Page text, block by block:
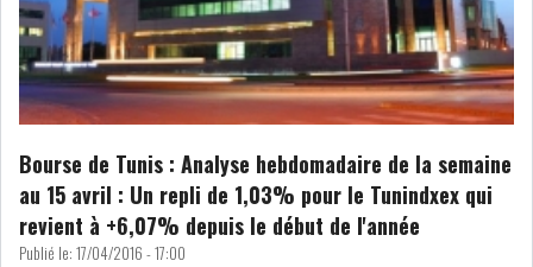
Bourse de Tunis : Analyse hebdomadaire de la semaine
au 15 avril : Un repli de 1,03% pour le Tunindxex qui
revient à +6,07% depuis le début de l'année
Publié le: 17/04/2016 - 17:00